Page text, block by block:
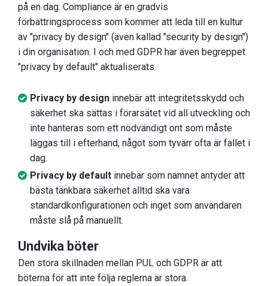
på en dag. Compliance är en gradvis
förbättringsprocess som kommer att leda till en kultur
av "privacy by design" (även kallad "security by design")
i din organisation. I och med GDPR har även begreppet
"privacy by default" aktualiserats.
Privacy by design innebär att integritetsskydd och
säkerhet ska sättas i förarsätet vid all utveckling och
inte hanteras som ett nödvändigt ont som måste
läggas till i efterhand, något som tyvärr ofta är fallet i
dag.
Privacy by default innebär som namnet antyder att
bästa tänkbara säkerhet alltid ska vara
standardkonfigurationen och inget som användaren
måste slå på manuellt.
Undvika böter
Den stora skillnaden mellan PUL och GDPR är att
böterna för att inte följa reglerna är stora.